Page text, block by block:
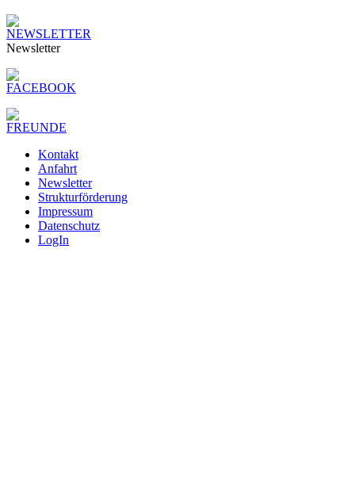
Newsletter
Kontakt
Anfahrt
Newsletter
Strukturförderung
Impressum
Datenschutz
LogIn